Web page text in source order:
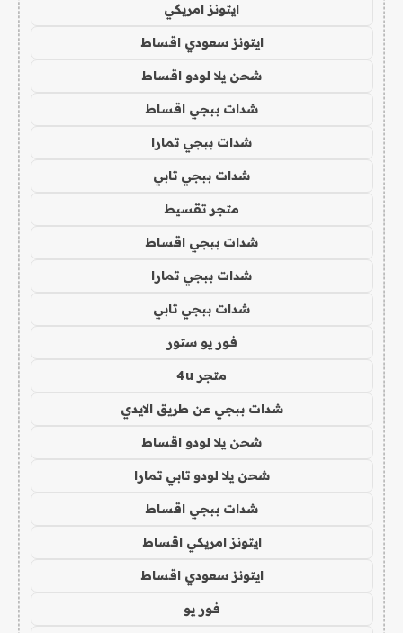
ايتونز امريكي
ايتونز سعودي اقساط
شحن يلا لودو اقساط
شدات ببجي اقساط
شدات ببجي تمارا
شدات ببجي تابي
متجر تقسيط
شدات ببجي اقساط
شدات ببجي تمارا
شدات ببجي تابي
فور يو ستور
متجر 4u
شدات ببجي عن طريق الايدي
شحن يلا لودو اقساط
شحن يلا لودو تابي تمارا
شدات ببجي اقساط
ايتونز امريكي اقساط
ايتونز سعودي اقساط
فور يو